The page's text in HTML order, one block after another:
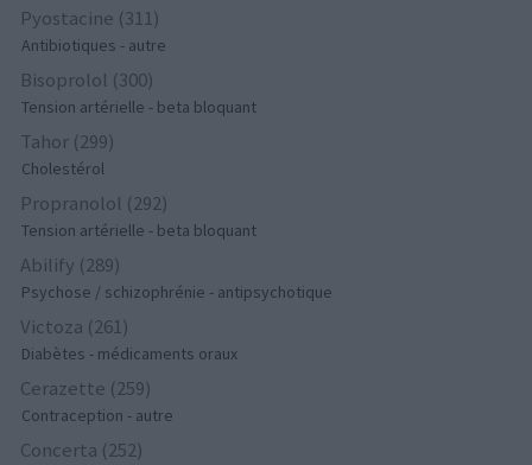
Pyostacine (311)
Antibiotiques - autre
Bisoprolol (300)
Tension artérielle - beta bloquant
Tahor (299)
Cholestérol
Propranolol (292)
Tension artérielle - beta bloquant
Abilify (289)
Psychose / schizophrénie - antipsychotique
Victoza (261)
Diabètes - médicaments oraux
Cerazette (259)
Contraception - autre
Concerta (252)